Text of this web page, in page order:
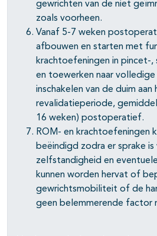
gewrichten van de niet
zoals voorheen.
Vanaf 5-7 weken
afbouwen en starten met
krachtoefeningen in pincet-
en toewerken naar
inschakelen van de duim aan
revalidatieperiode,
16 weken) postoperatief.
ROM- en krachtoefeningen
beëindigd zodra er sprake is
zelfstandigheid en
kunnen worden hervat of
gewrichtsmobiliteit of de
geen belemmerende factor